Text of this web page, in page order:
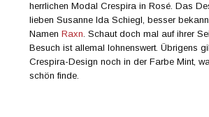
herrlichen Modal Crespira in Rosé. Das
lieben Susanne Ida Schiegl, besser
NamenRaxn. Schaut doch mal auf ihrer
Besuch ist allemal lohnenswert. Übrigens
Crespira-Design noch in der Farbe Mint,
schön finde.